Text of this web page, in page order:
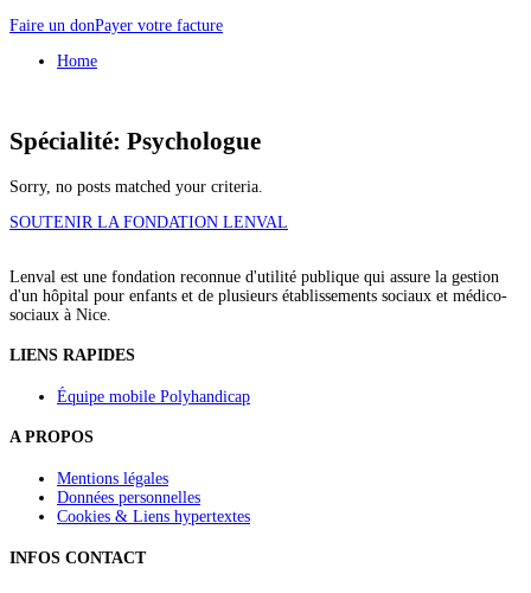
Faire un donPayer votre facture
Home
Spécialité: Psychologue
Sorry, no posts matched your criteria.
SOUTENIR LA FONDATION LENVAL
Lenval est une fondation reconnue d'utilité publique qui assure la gestion
d'un hôpital pour enfants et de plusieurs établissements sociaux et médico-
sociaux à Nice.
LIENS RAPIDES
Équipe mobile Polyhandicap
A PROPOS
Mentions légales
Données personnelles
Cookies & Liens hypertextes
INFOS CONTACT